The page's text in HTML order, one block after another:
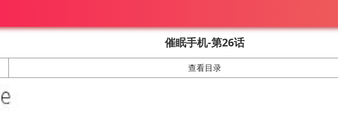
催眠手机-第26话
查看目录